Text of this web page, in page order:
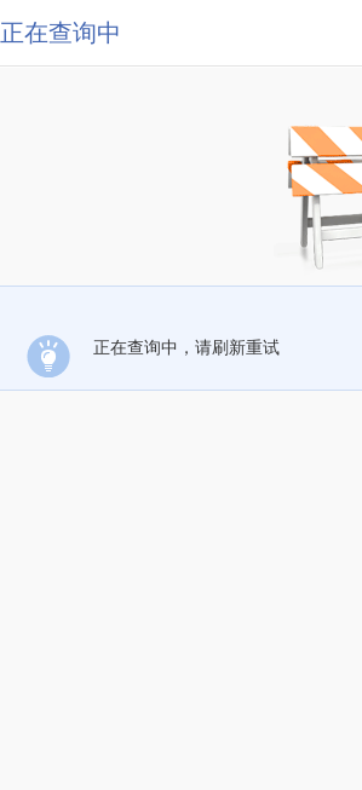
正在查询中
正在查询中，请刷新重试